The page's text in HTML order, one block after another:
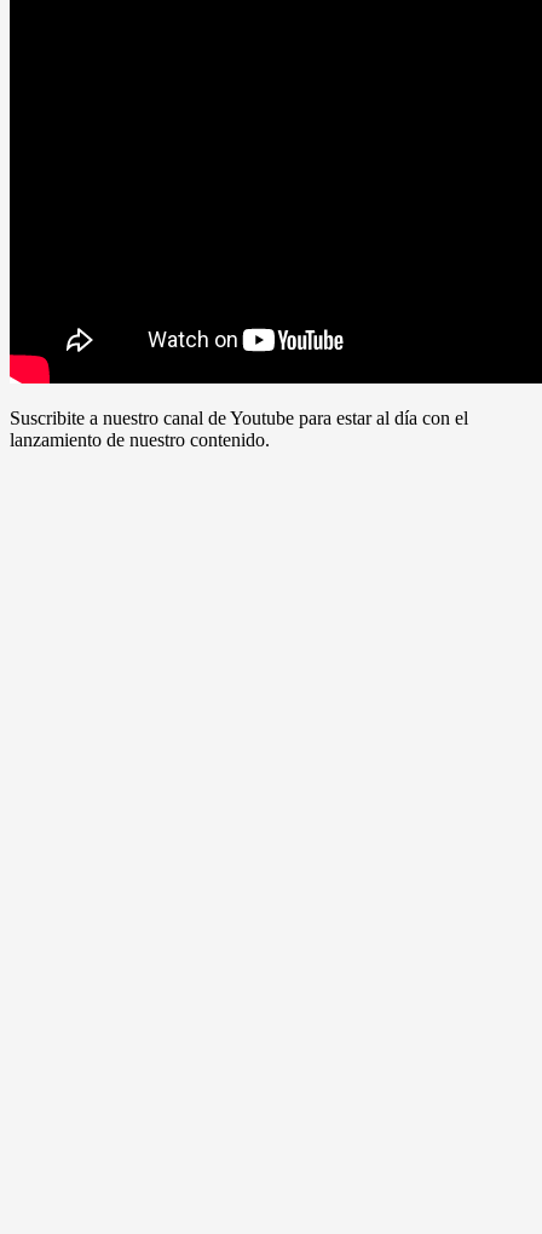
Suscribite a nuestro canal de Youtube para estar al día con el
lanzamiento de nuestro contenido.